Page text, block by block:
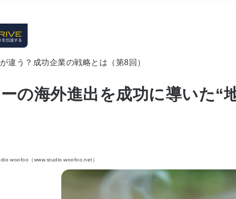
違う？成功企業の戦略とは（第8回）
の海外進出を成功に導いた“
woofoo（www.studio-woofoo.net）